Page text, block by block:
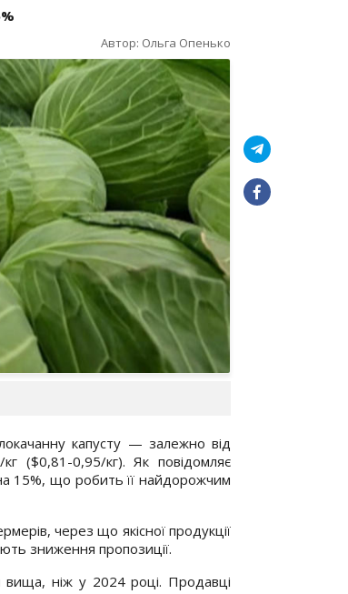
Автор: Ольга Опенько
капусту — залежно від
($0,81-0,95/кг). Як повідомляє
15%, що робить її найдорожчим
через що якісної продукції
зниження пропозиції.
вища, ніж у 2024 році. Продавці